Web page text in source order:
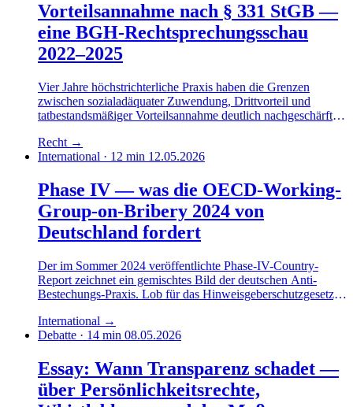
Vorteilsannahme nach § 331 StGB —
eine BGH-Rechtsprechungsschau
2022–2025
Vier Jahre höchstrichterliche Praxis haben die Grenzen
zwischen sozialadäquater Zuwendung, Drittvorteil und
tatbestandsmäßiger Vorteilsannahme deutlich nachgeschärft.
öffentlichen Verwaltung sind erheblich.
Recht →
International · 12 min 12.05.2026
Phase IV — was die OECD-Working-
Group-on-Bribery 2024 von
Deutschland fordert
Der im Sommer 2024 veröffentlichte Phase-IV-Country-
Report zeichnet ein gemischtes Bild der deutschen Anti-
Bestechungs-Praxis. Lob für das Hinweisgeberschutzgesetz,
der föderalen Strafverfolgungslandschaft.
International →
Debatte · 14 min 08.05.2026
Essay: Wann Transparenz schadet —
über Persönlichkeitsrechte,